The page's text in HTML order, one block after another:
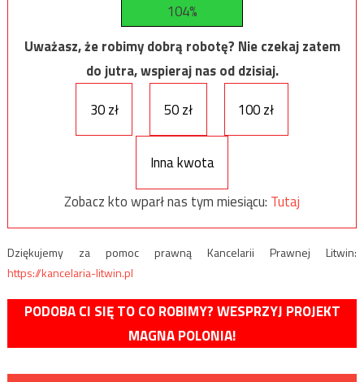
104%
Uważasz, że robimy dobrą robotę? Nie czekaj zatem
do jutra, wspieraj nas od dzisiaj.
30 zł
50 zł 100 zł
Inna kwota
Zobacz kto wparł nas tym miesiącu: Tutaj
Dziękujemy za pomoc prawną Kancelarii Prawnej Litwin:
https://kancelaria-litwin.pl
PODOBA CI SIĘ TO CO ROBIMY? WESPRZYJ PROJEKT
MAGNA POLONIA!